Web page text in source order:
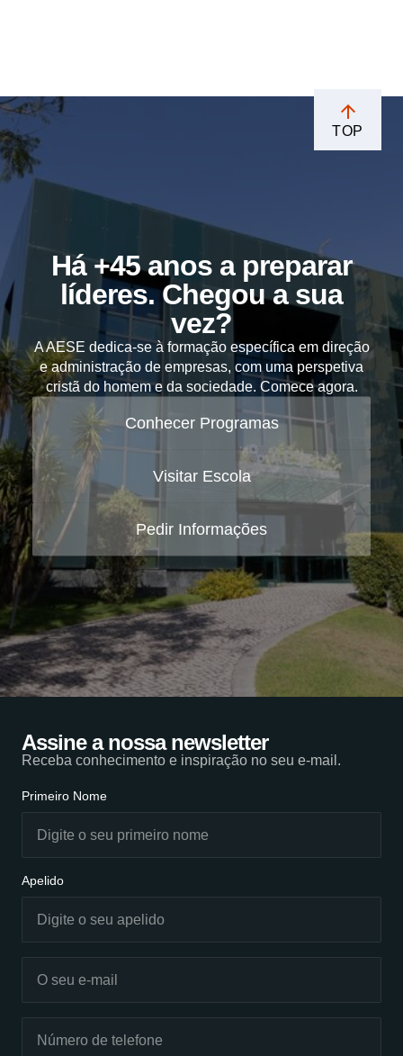
TOP
Há +45 anos a preparar
líderes. Chegou a sua
vez?
A AESE dedica-se à formação específica em direção
e administração de empresas, com uma perspetiva
cristã do homem e da sociedade. Comece agora.
Conhecer Programas
Visitar Escola
Pedir Informações
Assine a nossa newsletter
Receba conhecimento e inspiração no seu e-mail.
Primeiro Nome
Apelido